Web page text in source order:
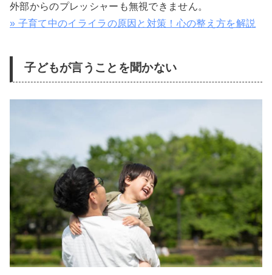
外部からのプレッシャーも無視できません。
» 子育て中のイライラの原因と対策！心の整え方を解説
子どもが言うことを聞かない